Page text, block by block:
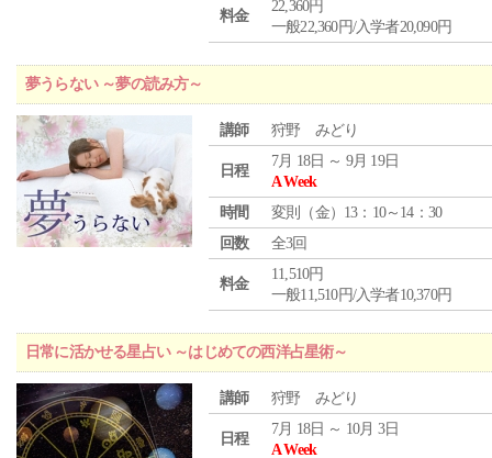
料金
22,360円
一般22,360円/入学者20,090円
夢うらない ～夢の読み方～
講師 狩野 みどり
日程
7月 18日 ～ 9月 19日
A Week
時間
変則（金）13：10～14：30
回数
全3回
料金
11,510円
一般11,510円/入学者10,370円
日常に活かせる星占い ～はじめての西洋占星術～
講師 狩野 みどり
日程
7月 18日 ～ 10月 3日
A Week